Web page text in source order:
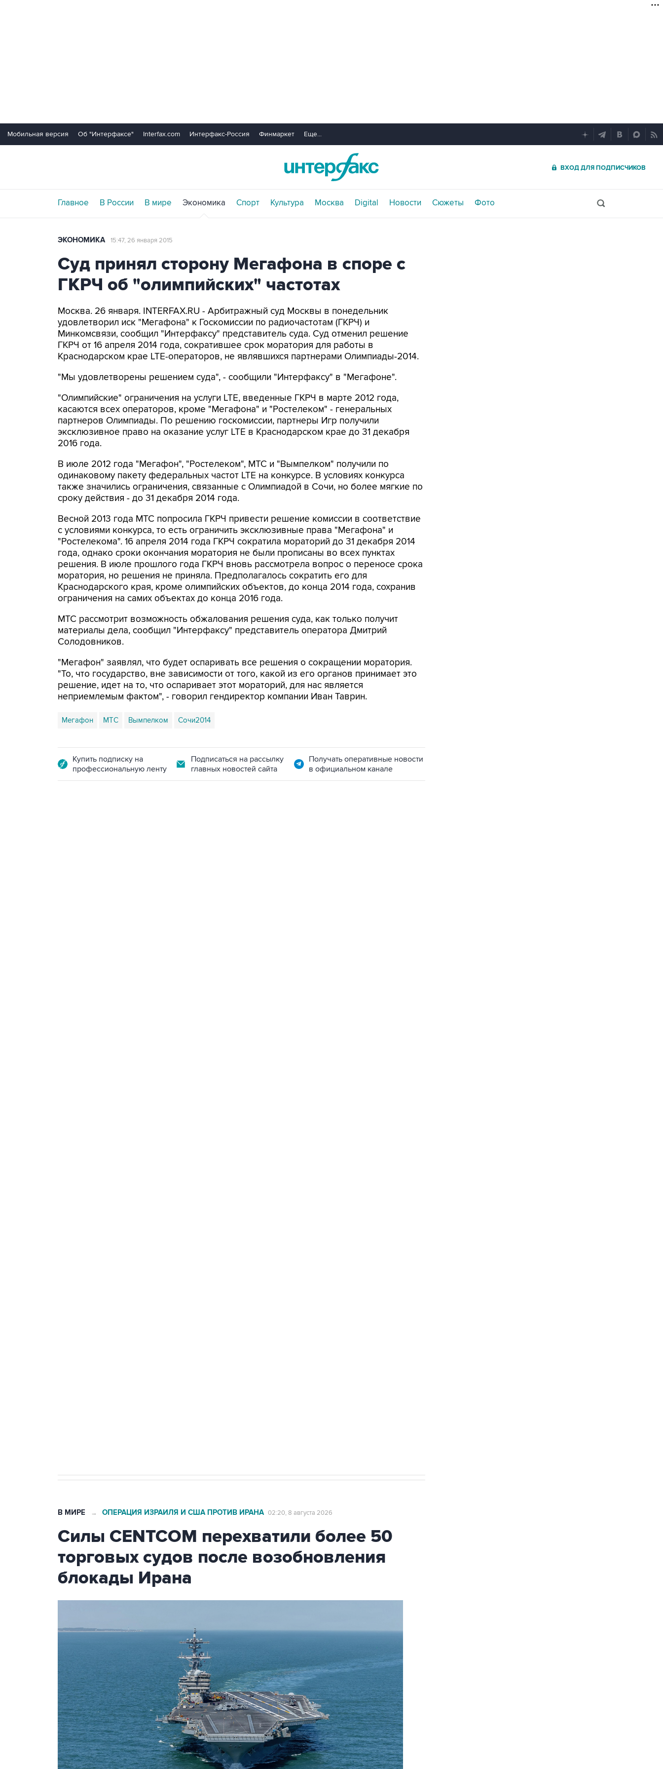
Мобильная версия Об "Интерфаксе" Interfax.com Интерфакс-Россия Финмаркет Еще...
ВХОД ДЛЯ ПОДПИСЧИКОВ
Главное В России В мире Экономика Спорт Культура Москва Digital Новости Сюжеты Фото
ЭКОНОМИКА 15:47, 26 января 2015
Суд принял сторону Мегафона в споре с
ГКРЧ об "олимпийских" частотах
Москва. 26 января. INTERFAX.RU - Арбитражный суд Москвы в понедельник
удовлетворил иск "Мегафона" к Госкомиссии по радиочастотам (ГКРЧ) и
Минкомсвязи, сообщил "Интерфаксу" представитель суда. Суд отменил решение
ГКРЧ от 16 апреля 2014 года, сократившее срок моратория для работы в
Краснодарском крае LTE-операторов, не являвшихся партнерами Олимпиады-2014.
"Мы удовлетворены решением суда", - сообщили "Интерфаксу" в "Мегафоне".
"Олимпийские" ограничения на услуги LTE, введенные ГКРЧ в марте 2012 года,
касаются всех операторов, кроме "Мегафона" и "Ростелеком" - генеральных
партнеров Олимпиады. По решению госкомиссии, партнеры Игр получили
эксклюзивное право на оказание услуг LTE в Краснодарском крае до 31 декабря
2016 года.
В июле 2012 года "Мегафон", "Ростелеком", МТС и "Вымпелком" получили по
одинаковому пакету федеральных частот LTE на конкурсе. В условиях конкурса
также значились ограничения, связанные с Олимпиадой в Сочи, но более мягкие по
сроку действия - до 31 декабря 2014 года.
Весной 2013 года МТС попросила ГКРЧ привести решение комиссии в соответствие
с условиями конкурса, то есть ограничить эксклюзивные права "Мегафона" и
"Ростелекома". 16 апреля 2014 года ГКРЧ сократила мораторий до 31 декабря 2014
года, однако сроки окончания моратория не были прописаны во всех пунктах
решения. В июле прошлого года ГКРЧ вновь рассмотрела вопрос о переносе срока
моратория, но решения не приняла. Предполагалось сократить его для
Краснодарского края, кроме олимпийских объектов, до конца 2014 года, сохранив
ограничения на самих объектах до конца 2016 года.
МТС рассмотрит возможность обжалования решения суда, как только получит
материалы дела, сообщил "Интерфаксу" представитель оператора Дмитрий
Солодовников.
"Мегафон" заявлял, что будет оспаривать все решения о сокращении моратория.
"То, что государство, вне зависимости от того, какой из его органов принимает это
решение, идет на то, что оспаривает этот мораторий, для нас является
неприемлемым фактом", - говорил гендиректор компании Иван Таврин.
Мегафон МТС Вымпелком Сочи2014
Купить подписку на
профессиональную ленту
Подписаться на рассылку
главных новостей сайта
Получать оперативные новости
в официальном канале
В МИРЕ → ОПЕРАЦИЯ ИЗРАИЛЯ И США ПРОТИВ ИРАНА 02:20, 8 августа 2026
Силы CENTCOM перехватили более 50
торговых судов после возобновления
блокады Ирана